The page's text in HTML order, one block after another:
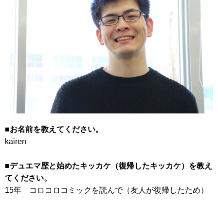
■お名前を教えてください。
kairen
■デュエマ歴と始めたキッカケ（復帰したキッカケ）を教え
てください。
15年 コロコロコミックを読んで（友人が復帰したため）